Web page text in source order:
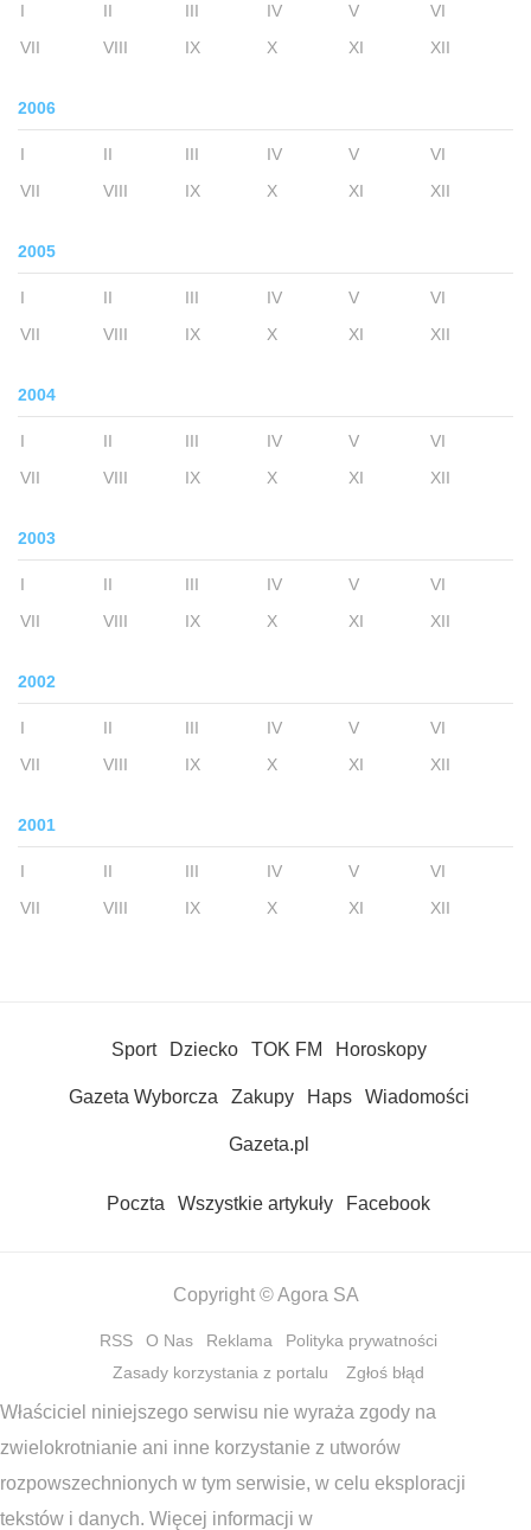
I II III IV V
VI
VII
VIII IX X XI XII
2006
I II III IV V
VI
VII
VIII IX X XI XII
2005
I II III IV V
VI
VII
VIII IX X XI XII
2004
I II III IV V
VI
VII
VIII IX X XI XII
2003
I II III IV V
VI
VII
VIII IX X XI XII
2002
I II III IV V
VI
VII
VIII IX X XI XII
2001
I II III IV V
VI
VII
VIII IX X XI XII
Sport Dziecko TOK FM Horoskopy
Gazeta Wyborcza Zakupy Haps Wiadomości
Gazeta.pl
Poczta Wszystkie artykuły Facebook
Copyright © Agora SA
RSS O Nas Reklama
Polityka prywatności
Zasady korzystania z portalu
Zgłoś błąd
Właściciel niniejszego serwisu nie wyraża zgody na
zwielokrotnianie ani inne korzystanie z utworów
rozpowszechnionych w tym serwisie, w celu eksploracji
tekstów i danych. Więcej informacji w